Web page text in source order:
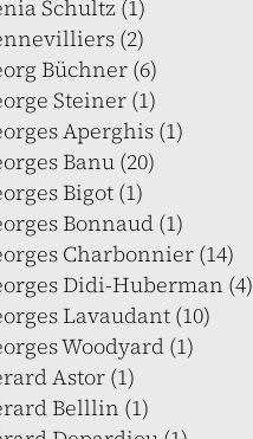
Schultz (1)
(2)
Büchner (6)
Steiner (1)
Aperghis (1)
Banu (20)
Bigot (1)
Bonnaud (1)
Charbonnier (14)
Didi-Huberman (4)
Lavaudant (10)
Woodyard (1)
Astor (1)
Belllin (1)